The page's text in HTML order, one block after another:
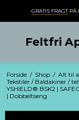
GRATIS FRAGTPÅ
Feltfri
Forside / Shop / Alt til
Tekstiler / Baldakiner /
YSHIELD® BSK2 |
| Dobbeltseng